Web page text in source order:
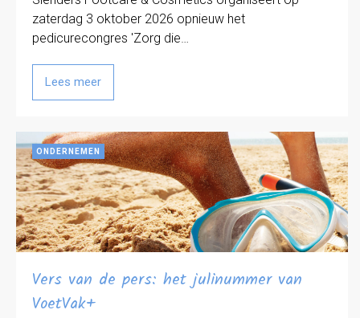
zaterdag 3 oktober 2026 opnieuw het
pedicurecongres 'Zorg die…
Lees meer
ONDERNEMEN
Vers van de pers: het julinummer van
VoetVak+